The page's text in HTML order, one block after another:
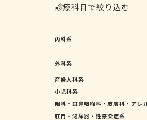
診療科目で絞り込む
内科系
外科系
産婦人科系
小児科系
眼科・耳鼻咽喉科・皮膚科・アレ
肛門・泌尿器・性感染症系